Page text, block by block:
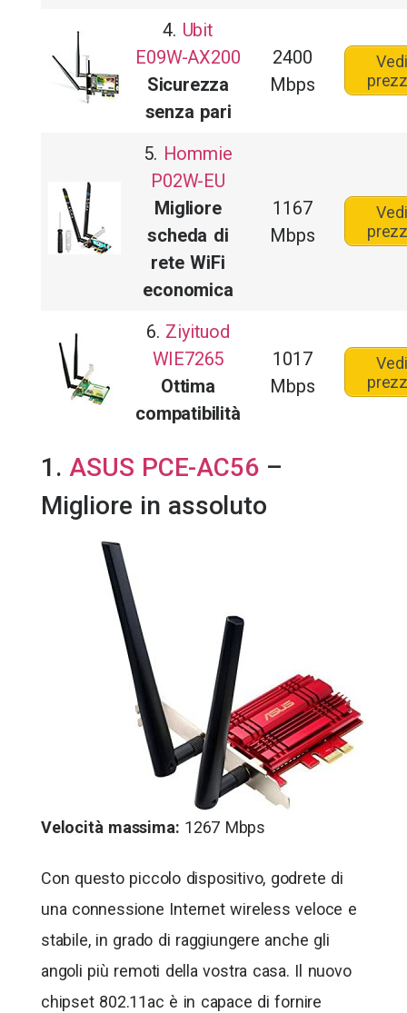
4. Ubit
E09W-AX200
Sicurezza
senza pari
2400
Mbps
Vedi
5. Hommie
P02W-EU
Migliore
scheda di
rete WiFi
economica
1167
Mbps
Vedi
6. Ziyituod
WIE7265
Ottima
compatibilità
1017
Mbps
Vedi
1.ASUS PCE-AC56–
Migliore in assoluto
Velocità massima: 1267 Mbps
Con questo piccolo dispositivo, godrete di
una connessione Internet wireless veloce e
stabile, in grado di raggiungere anche gli
angoli più remoti della vostra casa. Il nuovo
chipset 802.11ac è in capace di fornire